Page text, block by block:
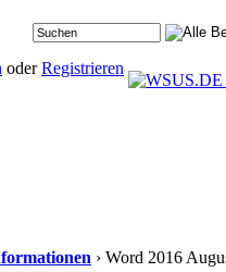
oderRegistrieren
› Word 2016